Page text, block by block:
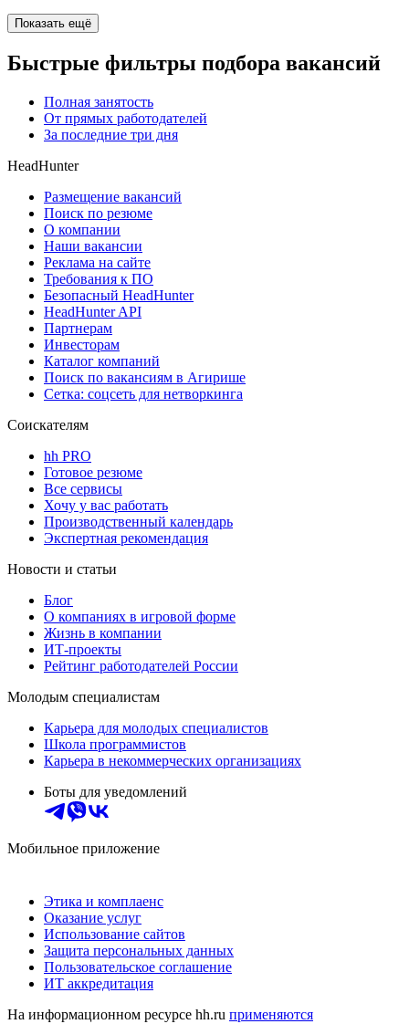
Показать ещё
Быстрые фильтры подбора вакансий
Полная занятость
От прямых работодателей
За последние три дня
HeadHunter
Размещение вакансий
Поиск по резюме
О компании
Наши вакансии
Реклама на сайте
Требования к ПО
Безопасный HeadHunter
HeadHunter API
Партнерам
Инвесторам
Каталог компаний
Поиск по вакансиям в Агирише
Сетка: соцсеть для нетворкинга
Соискателям
hh PRO
Готовое резюме
Все сервисы
Хочу у вас работать
Производственный календарь
Экспертная рекомендация
Новости и статьи
Блог
О компаниях в игровой форме
Жизнь в компании
ИТ-проекты
Рейтинг работодателей России
Молодым специалистам
Карьера для молодых специалистов
Школа программистов
Карьера в некоммерческих организациях
Боты для уведомлений
Мобильное приложение
Этика и комплаенс
Оказание услуг
Использование сайтов
Защита персональных данных
Пользовательское соглашение
ИТ аккредитация
На информационном ресурсе hh.ru применяются